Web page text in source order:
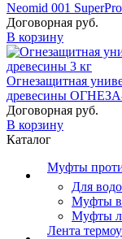
Neomid 001
Договорная руб.
В корзину
Огнезащитная
древесины
Договорная руб.
В корзину
Каталог
Муфты
Для
Муфты в
Муфты
Лента